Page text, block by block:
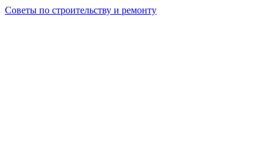
Советы по строительству и ремонту